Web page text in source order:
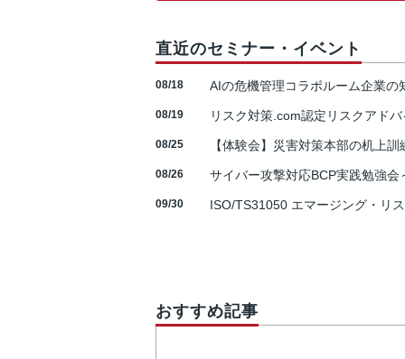
直近のセミナー・イベント
08/18 AIの危機管理コラボルーム企業
08/19 リスク対策.com認定リスクアド
08/25 【体験会】災害対策本部の机上
08/26 サイバー攻撃対応BCP実践勉強
09/30 ISO/TS31050 エマージング・リ
おすすめ記事